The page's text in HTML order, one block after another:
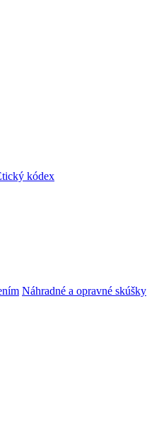
kódex
Náhradné a opravné skúšky